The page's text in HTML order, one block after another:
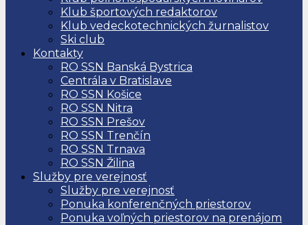
Klub športových redaktorov
Klub vedeckotechnických žurnalistov
Ski club
Kontakty
RO SSN Banská Bystrica
Centrála v Bratislave
RO SSN Košice
RO SSN Nitra
RO SSN Prešov
RO SSN Trenčín
RO SSN Trnava
RO SSN Žilina
Služby pre verejnosť
Služby pre verejnosť
Ponuka konferenčných priestorov
Ponuka voľných priestorov na prenájom